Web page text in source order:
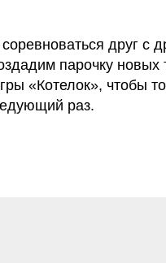
друг с
парочку
«Котелок», чтобы
раз.